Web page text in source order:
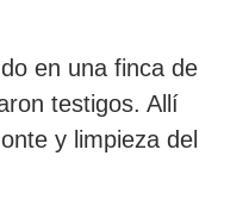
en una finca de
testigos. Allí
y limpieza del